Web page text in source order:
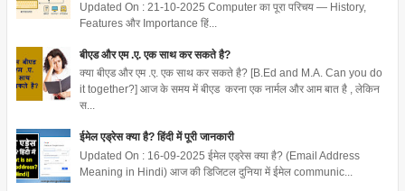
Updated On : 21-10-2025 Computer का पूरा परिचय — History,
Features और Importance हिं...
बीएड और एम .ए. एक साथ कर सकते है?
क्या बीएड और एम .ए. एक साथ कर सकते है? [B.Ed and M.A. Can you do
it together?] आज के समय में बीएड करना एक नार्मल और आम बात है , लेकिन
स...
ईमेल एड्रेस क्या है? हिंदी में पूरी जानकारी
Updated On : 16-09-2025 ईमेल एड्रेस क्या है? (Email Address
Meaning in Hindi) आज की डिजिटल दुनिया में ईमेल communic...